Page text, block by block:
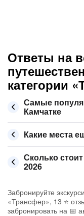
Ответы на
категории
Самые
Камчатке
Какие места
Сколько
2026
Забронируйте
«Трансфер», 13 ⭐
забронировать на 📅